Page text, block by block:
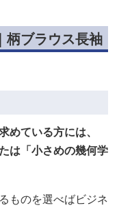
柄ブラウス長袖
めている方には、
は「小さめの幾何学
ものを選べばビジネ